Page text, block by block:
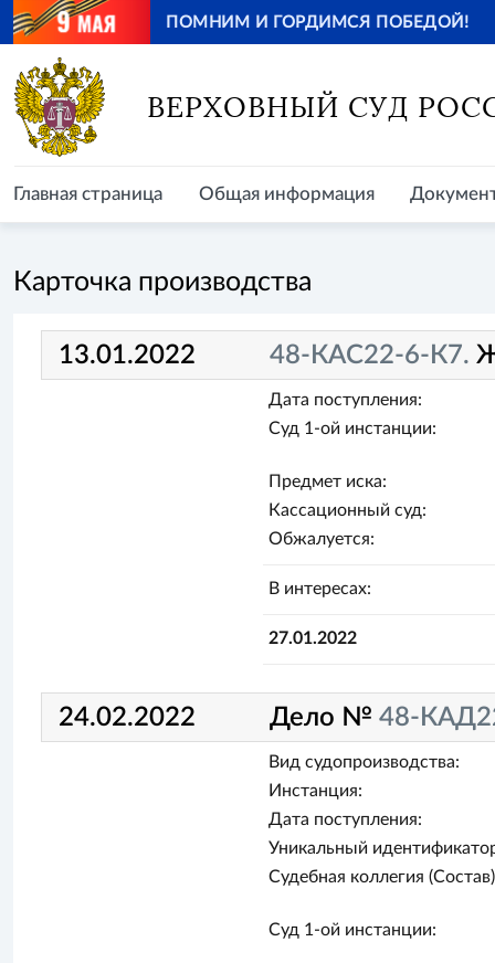
ПОМНИМ И ГОРДИМСЯ ПОБЕДОЙ!
Главная страница
ВЕРХОВНЫЙ СУД
Главная страница Общая информация
Карточка производства
13.01.2022 48-КАС22-6-К7.
Дата поступления:
Суд 1-ой инстанции:
Предмет иска:
Кассационный суд:
Обжалуется:
В интересах:
27.01.2022
24.02.2022 Дело № 48-
Вид судопроизводства:
Инстанция:
Дата поступления:
Уникальный
Судебная коллегия
Суд 1-ой инстанции: